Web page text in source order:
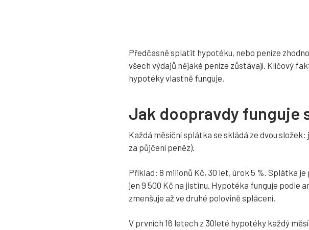
Předčasně splatit hypotéku, nebo peníze
všech výdajů nějaké peníze zůstávají. Klíčový
hypotéky vlastně funguje.
Jak doopravdy funguje
Každá měsíční splátka se skládá ze dvou
za půjčení peněz).
Příklad: 8 milionů Kč, 30 let, úrok 5 %. Splátka
jen 9 500 Kč na jistinu. Hypotéka funguje podle
zmenšuje až ve druhé polovině splácení.
V prvních 16 letech z 30leté hypotéky každý